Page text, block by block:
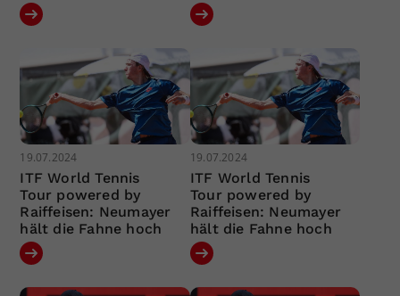
19.07.2024
ITF World Tennis
Tour powered by
Raiffeisen: Neumayer
hält die Fahne hoch
19.07.2024
ITF World Tennis
Tour powered by
Raiffeisen: Neumayer
hält die Fahne hoch